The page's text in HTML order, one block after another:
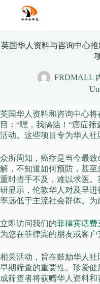
content
英国华人资料与咨询中心
FRDMALL
英国华人资料和咨询中心将
目：“嘿，我搞掂！“癌症
活动。这些项目专为华人社
众所周知，癌症是当今最
解，不知道如何预防，甚
重时措手不及，难以求医
研显示，伦敦华人对及早
率远低于主流社会群体。
立即访问我们的菲律宾话费
为您在菲律宾的朋友或客户
相关活动，旨在鼓励华人
早期筛查的重要性。珍爱
成筛查者将获赠华人资料